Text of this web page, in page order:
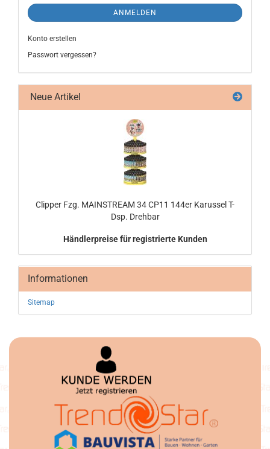
ANMELDEN
Konto erstellen
Passwort vergessen?
Neue Artikel
Clip­per Fzg. MAIN­STREAM 34 CP11 144er Ka­rus­sel T-
Dsp. Dreh­bar
Händlerpreise für registrierte Kunden
Informationen
Sitemap